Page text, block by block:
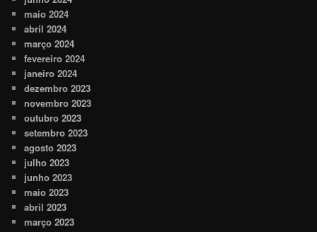
maio 2024
abril 2024
março 2024
fevereiro 2024
janeiro 2024
dezembro 2023
novembro 2023
outubro 2023
setembro 2023
agosto 2023
julho 2023
junho 2023
maio 2023
abril 2023
março 2023